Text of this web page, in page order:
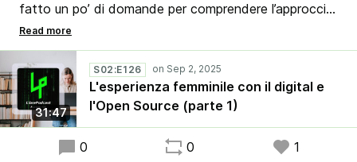
fatto un po’ di domande per comprendere l’approccio
dal punto di vista femminile al digital e al mondo
dell’Open Source, che purtroppo ancora oggi, nel
2025, vede una netta minoranza di donne che vi si
avvicinano, sia dal punto di vista professionale che
da quello hobbistico.
31:47
S02:E126
L'esperienza femminile con il digital e
l'Open Source (parte 1)
0 0 1